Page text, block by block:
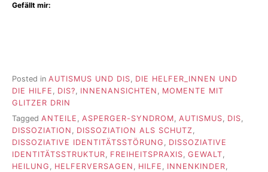
Gefällt mir:
Posted in AUTISMUS UND DIS
DIE HELFER_INNEN UND
DIE HILFE
DIS? INNENANSICHTEN
MOMENTE MIT
GLITZER DRIN
Tagged ANTEILE , ASPERGER-SYNDROM, AUTISMUS, DIS,
DISSOZIATION , DISSOZIATION ALS SCHUTZ,
DISSOZIATIVE IDENTITÄTSSTÖRUNG , DISSOZIATIVE
IDENTITÄTSSTRUKTUR, FREIHEITSPRAXIS, GEWALT,
HEILUNG , HELFERVERSAGEN , HILFE , INNENKINDER,